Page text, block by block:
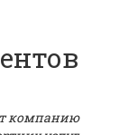
компанию